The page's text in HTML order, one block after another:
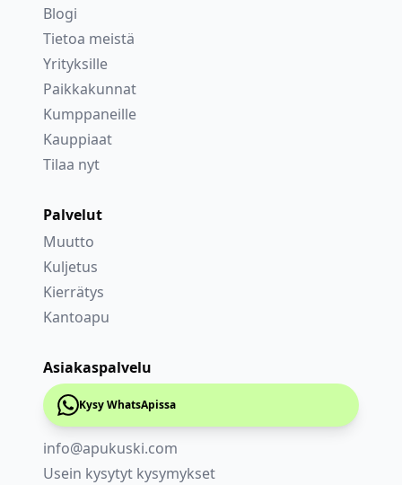
Blogi
Tietoa meistä
Yrityksille
Paikkakunnat
Kumppaneille
Kauppiaat
Tilaa nyt
Palvelut
Muutto
Kuljetus
Kierrätys
Kantoapu
Asiakaspalvelu
Kysy WhatsApissa
info@apukuski.com
Usein kysytyt kysymykset